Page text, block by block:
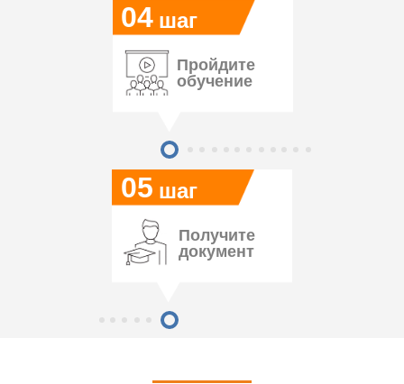
05
04 шаг
шаг
Пройдите
обучение
Получите
документ